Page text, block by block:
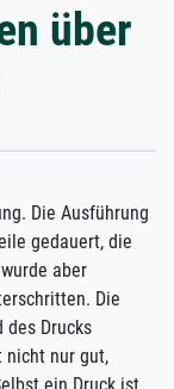
über
die
Die
gut,
ist